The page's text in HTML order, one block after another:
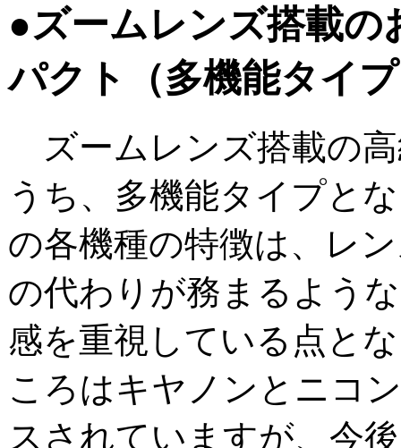
●ズームレンズ搭載の
パクト（多機能タイ
ズームレンズ搭載の
うち、多機能タイプと
の各機種の特徴は、レ
の代わりが務まるよう
感を重視している点と
ころはキヤノンとニコ
スされていますが、今